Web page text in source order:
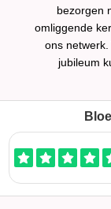
bezorgen
omliggende
ons
jubileum